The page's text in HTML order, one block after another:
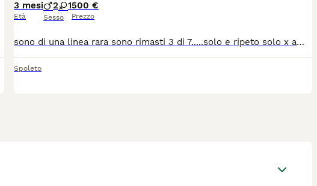
3 mesi
Età
2 1
Sesso
500 €
Prezzo
sono di una linea rara sono rimasti 3 di 7.....solo e ripeto solo x amanti di questa razza....vengono consegnati vaccinati microchip e sverminati..... 500 ....prezzo molto basso x urgenza... il loro valore e triplo x la loro linea ....
Spoleto